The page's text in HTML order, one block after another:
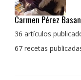
Pedro Manuel
La cocina para mi
con un toque